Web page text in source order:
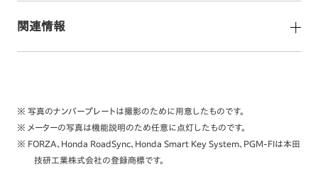
関連情報
※ 写真のナンバープレートは撮影のために用意したものです。
※ メーターの写真は機能説明のため任意に点灯したものです。
※ FORZA、Honda RoadSync、Honda Smart Key System、PGM-FIは本田
技研工業株式会社の登録商標です。